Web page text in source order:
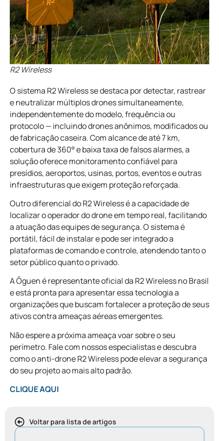
Voltar para lista de artigos
R2 Wireless
O sistema R2 Wireless se destaca por detectar, rastrear
e neutralizar múltiplos drones simultaneamente,
independentemente do modelo, frequência ou
protocolo — incluindo drones anônimos, modificados ou
de fabricação caseira. Com alcance de até 7 km,
cobertura de 360° e baixa taxa de falsos alarmes, a
solução oferece monitoramento confiável para
presídios, aeroportos, usinas, portos, eventos e outras
infraestruturas que exigem proteção reforçada.
Outro diferencial do R2 Wireless é a capacidade de
localizar o operador do drone em tempo real, facilitando
a atuação das equipes de segurança. O sistema é
portátil, fácil de instalar e pode ser integrado a
plataformas de comando e controle, atendendo tanto o
setor público quanto o privado.
A Ôguen é representante oficial da R2 Wireless no Brasil
e está pronta para apresentar essa tecnologia a
organizações que buscam fortalecer a proteção de seus
ativos contra ameaças aéreas emergentes.
Não espere a próxima ameaça voar sobre o seu
perímetro. Fale com nossos especialistas e descubra
como o anti-drone R2 Wireless pode elevar a segurança
do seu projeto ao mais alto padrão.
CLIQUE AQUI